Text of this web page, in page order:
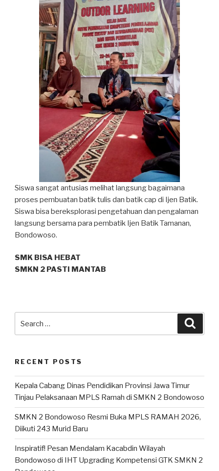
Siswa sangat antusias melihat langsung bagaimana
proses pembuatan batik tulis dan batik cap di Ijen Batik.
Siswa bisa bereksplorasi pengetahuan dan pengalaman
langsung bersama para pembatik Ijen Batik Tamanan,
Bondowoso.
SMK BISA HEBAT
SMKN 2 PASTI MANTAB
RECENT POSTS
Kepala Cabang Dinas Pendidikan Provinsi Jawa Timur
Tinjau Pelaksanaan MPLS Ramah di SMKN 2 Bondowoso
SMKN 2 Bondowoso Resmi Buka MPLS RAMAH 2026,
Diikuti 243 Murid Baru
Inspiratif! Pesan Mendalam Kacabdin Wilayah
Bondowoso di IHT Upgrading Kompetensi GTK SMKN 2